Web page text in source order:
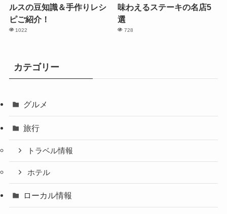
ルスの豆知識＆手作りレシ
ピご紹介！
1022
味わえるステーキの名店5
選
728
カテゴリー
グルメ
旅行
トラベル情報
ホテル
ローカル情報